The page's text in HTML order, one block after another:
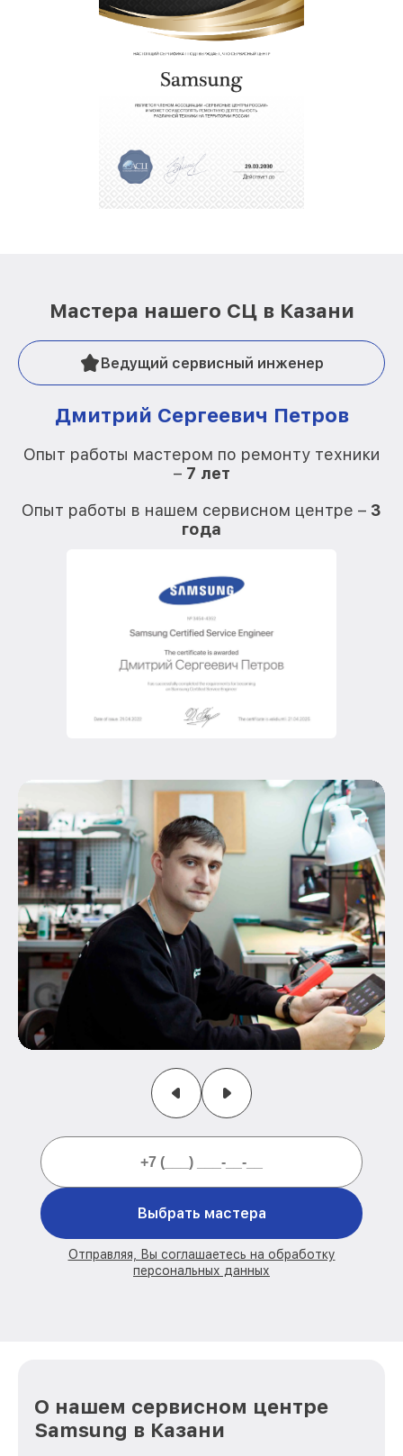
Мастера нашего СЦ в Казани
Ведущий сервисный инженер
Дмитрий Сергеевич Петров
Опыт работы мастером по ремонту техники
– 7 лет
Опыт работы в нашем сервисном центре – 3
года
Выбрать мастера
Отправляя, Вы соглашаетесь на обработку
персональных данных
О нашем сервисном центре
Samsung в Казани